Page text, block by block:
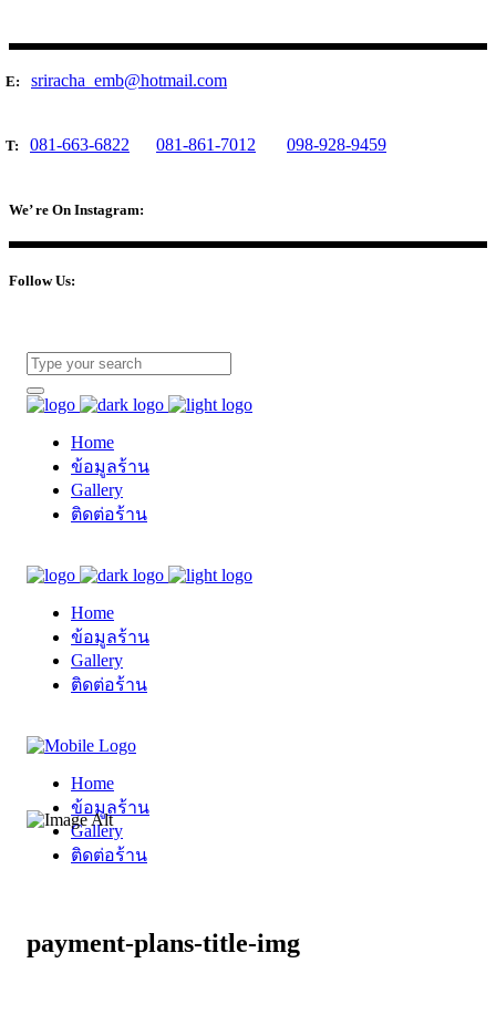
E: sriracha_emb@hotmail.com
T: 081-663-6822 081-861-7012 098-928-9459
We’ re On Instagram:
Follow Us:
Home
ข้อมูลร้าน
Gallery
ติดต่อร้าน
Home
ข้อมูลร้าน
Gallery
ติดต่อร้าน
Home
ข้อมูลร้าน
Gallery
ติดต่อร้าน
payment-plans-title-img